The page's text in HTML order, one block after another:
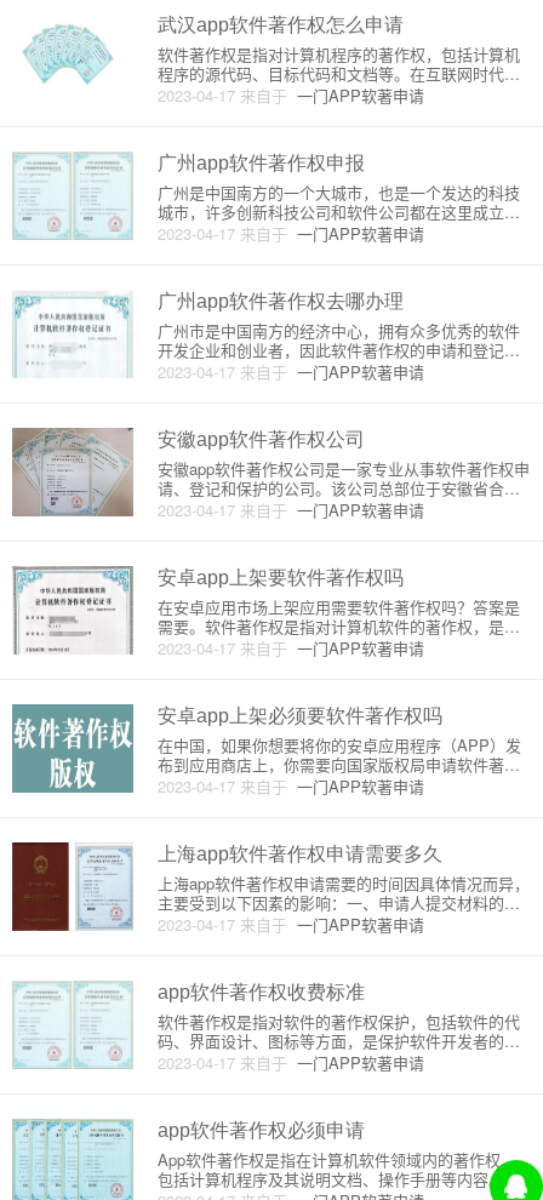
请费用主要包括申请费和登
武汉app软件著作权怎么申请
2023-04-17 来自于 一门APP软著申请
软件著作权是指对计算机程序的著作权，包括计算机
程序的源代码、目标代码和文档等。在互联网时代，
软件著作权的保护越来越受到重视。武汉是一个科技
软件著作权的原理和详细步骤
广州app软件著作权申报
2023-04-17 来自于 一门APP软著申请
广州是中国南方的一个大城市，也是一个发达的科技
城市，许多创新科技公司和软件公司都在这里成立。
在这个城市里，许多公司都需要申请软件著作权，以
著作权是指对软件的著作权人
广州app软件著作权去哪办理
2023-04-17 来自于 一门APP软著申请
广州市是中国南方的经济中心，拥有众多优秀的软件
开发企业和创业者，因此软件著作权的申请和登记也
相对较多。本文将详细介绍广州市软件著作权的申请
对计算机软件的著作权，包括
安徽app软件著作权公司
2023-04-17 来自于 一门APP软著申请
安徽app软件著作权公司是一家专业从事软件著作权申
请、登记和保护的公司。该公司总部位于安徽省合肥
市，拥有一支由专业的律师、技术专家和知识产权专
请、软件著作权登记、软件
安卓app上架要软件著作权吗
2023-04-17 来自于 一门APP软著申请
在安卓应用市场上架应用需要软件著作权吗？答案是
需要。软件著作权是指对计算机软件的著作权，是指
计算机软件的著作权人对其所创作的计算机软件享有
由国家知识产权局负责管理和
安卓app上架必须要软件著作权吗
2023-04-17 来自于 一门APP软著申请
在中国，如果你想要将你的安卓应用程序（APP）发
布到应用商店上，你需要向国家版权局申请软件著作
权。软件著作权是指对计算机程序的版权保护，包括
书、软件著作权登记表、软件
上海app软件著作权申请需要多久
2023-04-17 来自于 一门APP软著申请
上海app软件著作权申请需要的时间因具体情况而异，
主要受到以下因素的影响：一、申请人提交材料的准
备情况申请软件著作权需要提交一系列材料，包括软
全，审核过程就会相对顺
app软件著作权收费标准
2023-04-17 来自于 一门APP软著申请
软件著作权是指对软件的著作权保护，包括软件的代
码、界面设计、图标等方面，是保护软件开发者的知
识产权的重要手段。在申请软件著作权时，需要向国
的费用构成。软件著作权申请
app软件著作权必须申请
App软件著作权是指在计算机软件领域内的著作权，
包括计算机程序及其说明文档、操作手册等内容。与